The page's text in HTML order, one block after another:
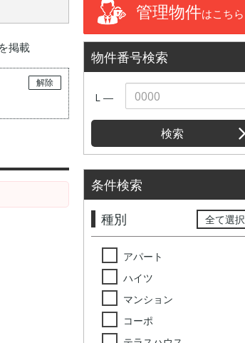
掲載
解除
管理物件はこちら
物件番号検索
L ―
検索
条件検索
種別
全て選択
アパート
ハイツ
マンション
コーポ